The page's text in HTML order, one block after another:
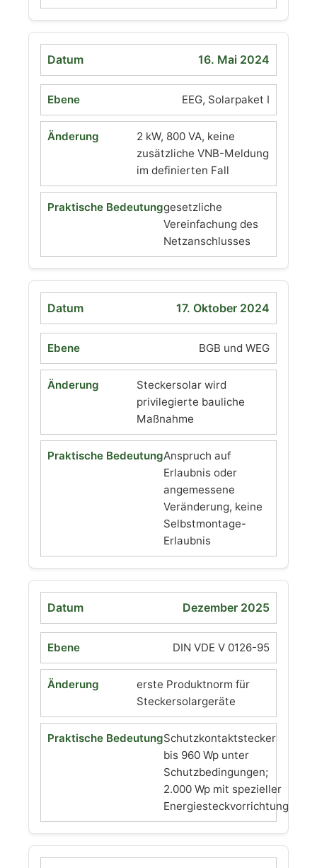
16. Mai 2024
EEG, Solarpaket I
2 kW, 800 VA, keine
zusätzliche VNB-Meldung
im definierten Fall
gesetzliche
Vereinfachung des
Netzanschlusses
17. Oktober 2024
BGB und WEG
Steckersolar wird
privilegierte bauliche
Maßnahme
Anspruch auf
Erlaubnis oder
angemessene
Veränderung, keine
Selbstmontage-
Erlaubnis
Dezember 2025
DIN VDE V 0126-95
erste Produktnorm für
Steckersolargeräte
Schutzkontaktstecker
bis 960 Wp unter
Schutzbedingungen;
2.000 Wp mit spezieller
Energiesteckvorrichtung